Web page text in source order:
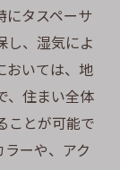
にタスペーサ
し、湿気によ
おいては、地
、住まい全体
ことが可能で
ーや、アク